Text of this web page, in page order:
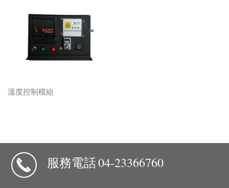
溫度控制模組
服務電話04-23366760